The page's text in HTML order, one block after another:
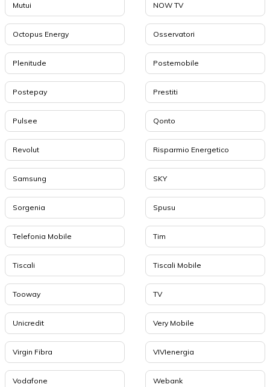
Mutui NOW TV
Octopus Energy Osservatori
Plenitude Postemobile
Postepay Prestiti
Pulsee Qonto
Revolut Risparmio Energetico
Samsung SKY
Sorgenia Spusu
Telefonia Mobile Tim
Tiscali Tiscali Mobile
Tooway TV
Unicredit Very Mobile
Virgin Fibra VIVIenergia
Vodafone Webank